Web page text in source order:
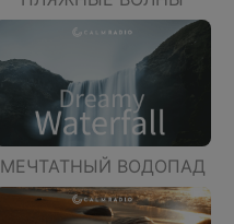
МЕЧТАТНЫЙ ВОДОПАД